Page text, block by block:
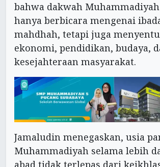
bahwa dakwah
hanya berbicara mengenai
mahdhah, tetapi juga
ekonomi, pendidikan, budaya,
kesejahteraan masyarakat.
Jamaludin menegaskan, usia
Muhammadiyah selama lebih